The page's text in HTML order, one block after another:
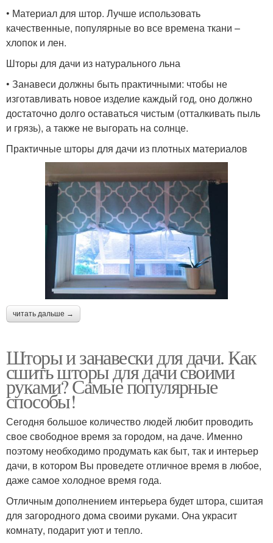
• Материал для штор. Лучше использовать
качественные, популярные во все времена ткани –
хлопок и лен.
Шторы для дачи из натурального льна
• Занавеси должны быть практичными: чтобы не
изготавливать новое изделие каждый год, оно должно
достаточно долго оставаться чистым (отталкивать пыль
и грязь), а также не выгорать на солнце.
Практичные шторы для дачи из плотных материалов
читать дальше →
Шторы и занавески для дачи. Как
сшить шторы для дачи своими
руками? Самые популярные
способы!
Сегодня большое количество людей любит проводить
свое свободное время за городом, на даче. Именно
поэтому необходимо продумать как быт, так и интерьер
дачи, в котором Вы проведете отличное время в любое,
даже самое холодное время года.
Отличным дополнением интерьера будет штора, сшитая
для загородного дома своими руками. Она украсит
комнату, подарит уют и тепло.